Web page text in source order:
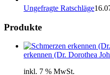
Ungefragte Ratschläge
Produkte
erkennen (Dr. Dorothea
inkl. 7 % MwSt.